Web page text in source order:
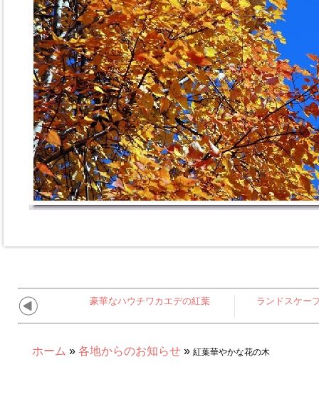
豪華なハウチワカエデの紅葉 ランドスケー
ホーム » 各地からのお知らせ » 紅葉華やかな花の木